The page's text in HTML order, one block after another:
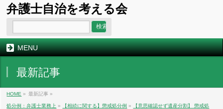
弁護士自治を考える会
MENU
最新記事
HOME » 最新記事 »
処分例：弁護士業務上 » 【相続に関する】懲戒処分例 » 【意思確認せず遺産分割】 懲戒処